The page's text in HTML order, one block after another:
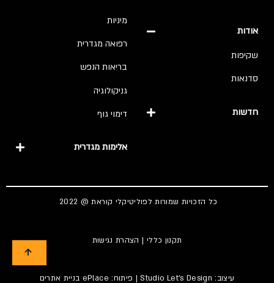
אודות
שקיפות
סדנאות
חדשות
מיניות
רפואה מגדרית
בריאות הנפש
גניקולוגיה
דימוי גוף
אלימות מגדרית
כל הזכויות שמורות לפוליטיקלי קוראת @ 2022
תקנון כללי | הצהרת נגישות
עיצוב: Studio Let's Design| פיתוח: ePlace בניית אתרים